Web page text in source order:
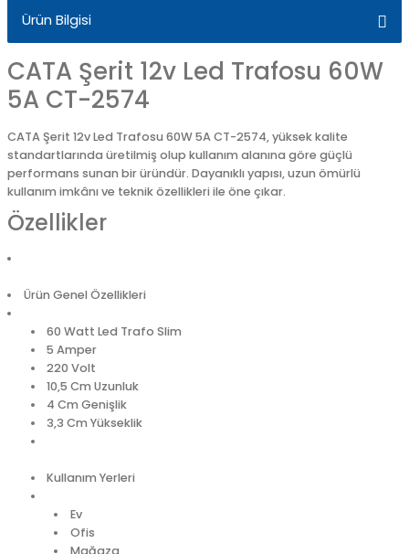
Ürün Bilgisi
CATA Şerit 12v Led Trafosu 60W
5A CT-2574
CATA Şerit 12v Led Trafosu 60W 5A CT-2574, yüksek kalite
standartlarında üretilmiş olup kullanım alanına göre güçlü
performans sunan bir üründür. Dayanıklı yapısı, uzun ömürlü
kullanım imkânı ve teknik özellikleri ile öne çıkar.
Özellikler
Ürün Genel Özellikleri
60 Watt Led Trafo Slim
5 Amper
220 Volt
10,5 Cm Uzunluk
4 Cm Genişlik
3,3 Cm Yükseklik
Kullanım Yerleri
Ev
Ofis